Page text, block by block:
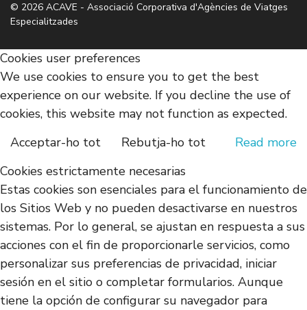
© 2026 ACAVE - Associació Corporativa d'Agències de Viatges
Especialitzades
Cookies user preferences
We use cookies to ensure you to get the best
experience on our website. If you decline the use of
cookies, this website may not function as expected.
Acceptar-ho tot
Rebutja-ho tot
Read more
Cookies estrictamente necesarias
Estas cookies son esenciales para el funcionamiento de
los Sitios Web y no pueden desactivarse en nuestros
sistemas. Por lo general, se ajustan en respuesta a sus
acciones con el fin de proporcionarle servicios, como
personalizar sus preferencias de privacidad, iniciar
sesión en el sitio o completar formularios. Aunque
tiene la opción de configurar su navegador para